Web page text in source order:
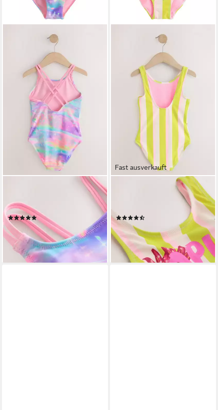
Badeanzug Badeanzug mit
Doppelträger (1-St)
(6)
ab 19,00 €
lieferbar - in 2-3 Werktagen bei dir
+2
Fast ausverkauft
Badeanzug Badeanzug mit U-
ab 19,00 €
lieferbar - in 2-3 Werktagen bei dir